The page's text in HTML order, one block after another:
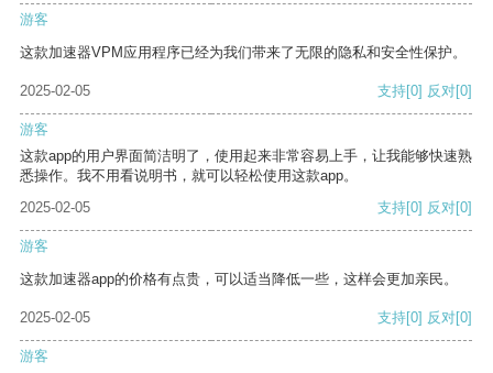
游客
这款加速器VPM应用程序已经为我们带来了无限的隐私和安全性保护。
2025-02-05 支持[0] 反对[0]
游客
这款app的用户界面简洁明了，使用起来非常容易上手，让我能够快速熟
悉操作。我不用看说明书，就可以轻松使用这款app。
2025-02-05
支持[0] 反对[0]
游客
这款加速器app的价格有点贵，可以适当降低一些，这样会更加亲民。
2025-02-05 支持[0] 反对[0]
游客